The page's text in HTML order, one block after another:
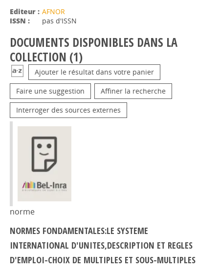
Editeur : AFNOR
ISSN :
pas d'ISSN
DOCUMENTS DISPONIBLES DANS LA
COLLECTION (1)
Ajouter le résultat dans votre panier
Faire une suggestion Affiner la recherche
Interroger des sources externes
norme
NORMES FONDAMENTALES:LE SYSTEME
INTERNATIONAL D'UNITES,DESCRIPTION ET REGLES
D'EMPLOI-CHOIX DE MULTIPLES ET SOUS-MULTIPLES